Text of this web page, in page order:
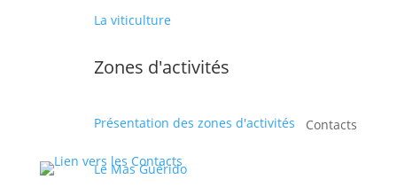
La viticulture
Zones d'activités
Présentation des zones d'activités
Le Mas Guérido
Contacts